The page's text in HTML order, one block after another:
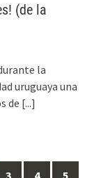
(de la
la
uruguaya una
de [...]